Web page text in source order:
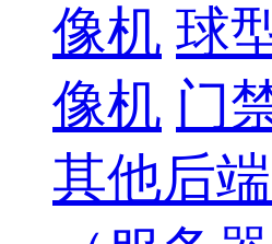
像机 球
像机 门
其他后